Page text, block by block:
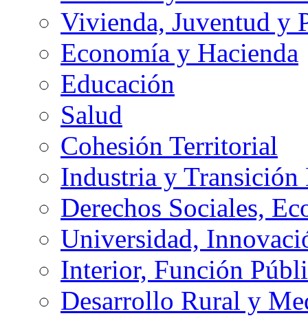
Vivienda, Juventud y
Economía y Hacienda
Educación
Salud
Cohesión Territorial
Industria y
Derechos Sociales,
Universidad,
Interior, Función
Desarrollo Rural y